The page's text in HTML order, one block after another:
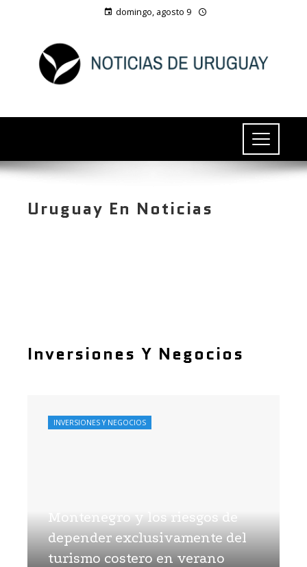
domingo, agosto 9
Uruguay En Noticias
Inversiones Y Negocios
Montenegro y los riesgos de
depender exclusivamente del
turismo costero en verano
INVERSIONES Y NEGOCIOS